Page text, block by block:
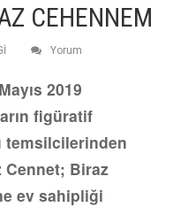
CEHENNEM
Yorum
2019
figüratif
temsilcilerinden
Cennet; Biraz
ev sahipliği